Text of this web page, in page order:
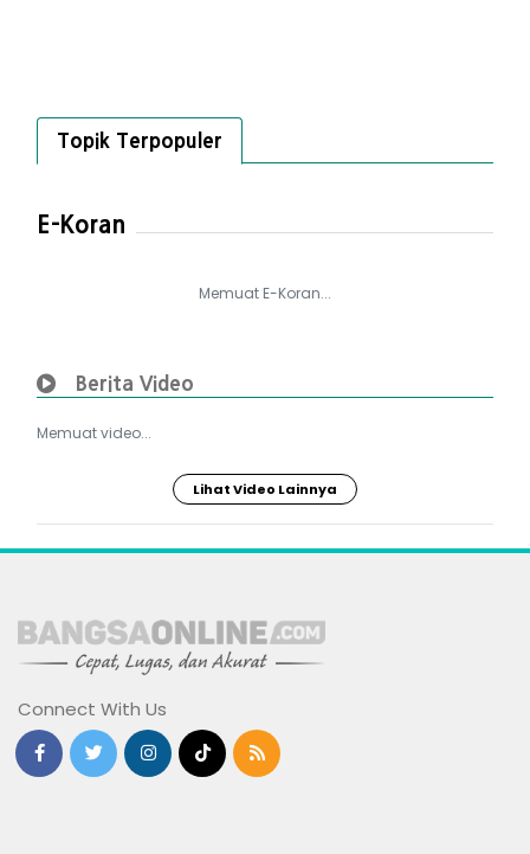
Topik Terpopuler
E-Koran
Memuat E-Koran...
Berita Video
Memuat video...
Lihat Video Lainnya
Connect With Us